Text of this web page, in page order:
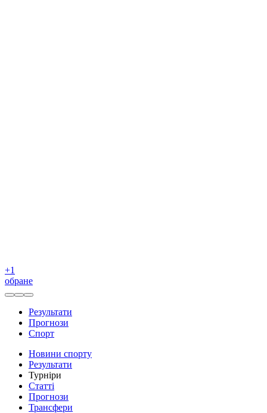
+1
обране
Результати
Прогнози
Спорт
Новини спорту
Результати
Турніри
Статті
Прогнози
Трансфери